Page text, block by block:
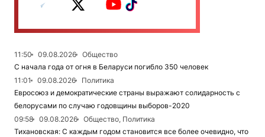
11:50 09.08.2026
Общество
С начала года от огня в Беларуси погибло 350 человек
11:01
09.08.2026
Политика
Евросоюз и демократические страны выражают солидарность с
белорусами по случаю годовщины выборов-2020
09:58
09.08.2026
Общество, Политика
Тихановская: С каждым годом становится все более очевидно, что